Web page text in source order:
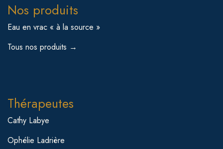
Nos produits
Eau en vrac « à la source »
Tous nos produits →
Thérapeutes
Cathy Labye
Ophélie Ladrière